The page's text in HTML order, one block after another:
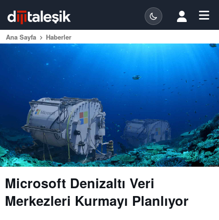
Ana Sayfa Haberler
Microsoft Denizaltı Veri
Merkezleri Kurmayı Planlıyor